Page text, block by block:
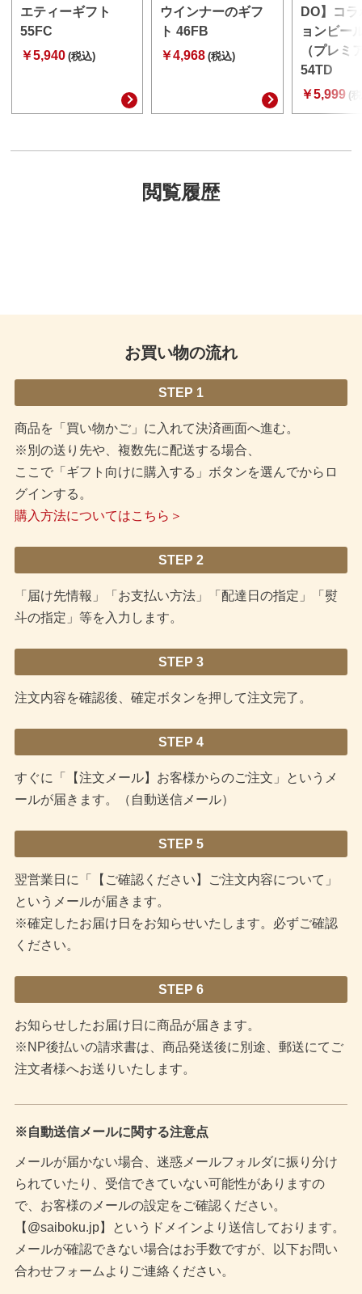
エティーギフト
55FC
￥5,940 (税込)
ウインナーのギフ
ト 46FB
￥4,968 (税込)
DO】コ
ョンビー
（プレミ
54TD
￥5,999 (
閲覧履歴
お買い物の流れ
STEP 1
商品を「買い物かご」に入れて決済画面へ進む。
※別の送り先や、複数先に配送する場合、
ここで「ギフト向けに購入する」ボタンを選んでからロ
グインする。
購入方法についてはこちら＞
STEP 2
「届け先情報」「お支払い方法」「配達日の指定」「熨
斗の指定」等を入力します。
STEP 3
注文内容を確認後、確定ボタンを押して注文完了。
STEP 4
すぐに「【注文メール】お客様からのご注文」というメ
ールが届きます。（自動送信メール）
STEP 5
翌営業日に「【ご確認ください】ご注文内容について」
というメールが届きます。
※確定したお届け日をお知らせいたします。必ずご確認
ください。
STEP 6
お知らせしたお届け日に商品が届きます。
※NP後払いの請求書は、商品発送後に別途、郵送にてご
注文者様へお送りいたします。
※自動送信メールに関する注意点
メールが届かない場合、迷惑メールフォルダに振り分け
られていたり、受信できていない可能性がありますの
で、お客様のメールの設定をご確認ください。
【@saiboku.jp】というドメインより送信しております。
メールが確認できない場合はお手数ですが、以下お問い
合わせフォームよりご連絡ください。